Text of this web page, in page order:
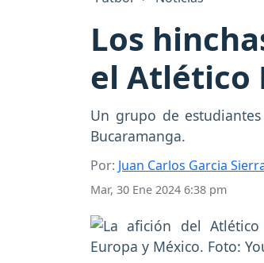
Los
el Atlético
Un grupo de
Bucaramanga.
Por: Juan Carlos Garcia
Mar, 30 Ene 2024 6:38 pm